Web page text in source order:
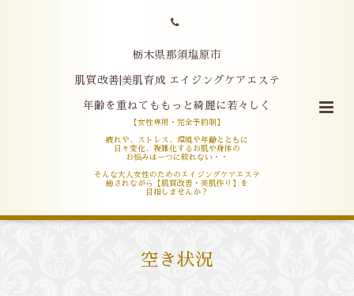
栃木県那須塩原市
肌質改善|美肌育成 エイジングケアエステ
年齢を重ねてももっと綺麗に若々しく
【女性専用・完全予約制】
疲れや、ストレス、環境や年齢とともに
日々変化、複雑化するお肌や身体の
お悩みは一つに絞れない・・
そんな大人女性のためのエイジングケアエステ
癒されながら【肌質改善・美肌作り】を
目指しませんか？
空き状況